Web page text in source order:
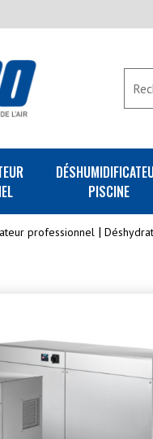
PISCINE
professionnel